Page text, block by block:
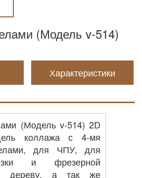
(Модель v-514)
Характеристики
(Модель v-514) 2D
коллажа с 4-мя
для ЧПУ, для
и фрезерной
дереву, а так же